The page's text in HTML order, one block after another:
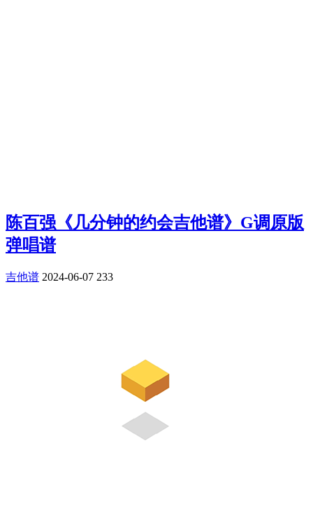
陈百强《几分钟的约会吉他谱》G调原版
弹唱谱
吉他谱 2024-06-07 233